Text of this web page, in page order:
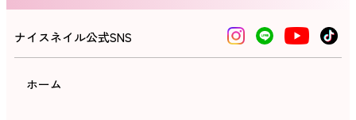
ナイスネイル公式SNS
ホーム